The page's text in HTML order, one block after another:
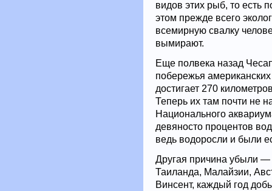
видов этих рыб, то есть
этом прежде всего
всемирную свалку
вымирают.
Еще полвека назад
побережья
достигает 270
Теперь их там почти не
Национального
девяносто процентов
ведь водоросли и были
Другая причина убыли —
Таиланда, Малайзии,
Винсент, каждый год